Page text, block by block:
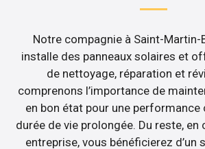
Notre compagnie à Saint-Martin-
installe des panneaux solaires et
de nettoyage, réparation et
comprenons l’importance de
en bon état pour une performance
durée de vie prolongée. Du reste,
entreprise, vous bénéficierez d’un